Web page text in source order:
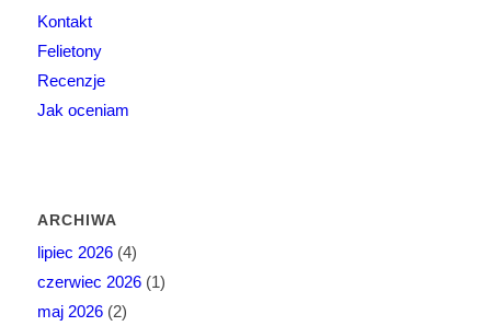
Kontakt
Felietony
Recenzje
Jak oceniam
ARCHIWA
lipiec 2026(4)
czerwiec 2026(1)
maj 2026(2)